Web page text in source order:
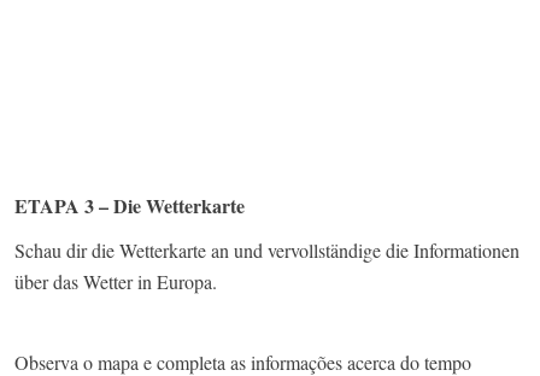
ETAPA 3 – Die Wetterkarte
Schau dir die Wetterkarte an und vervollständige die Informationen
über das Wetter in Europa.
Observa o mapa e completa as informações acerca do tempo